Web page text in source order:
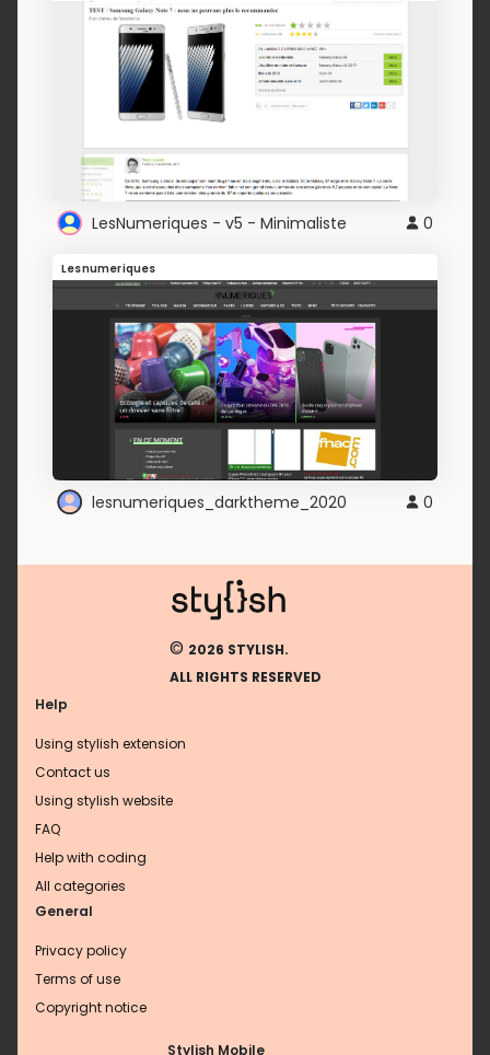
LesNumeriques - v5 - Minimaliste 0
Lesnumeriques
lesnumeriques_darktheme_2020 0
© 2026 STYLISH.
ALL RIGHTS RESERVED
Help
Using stylish extension
Contact us
Using stylish website
FAQ
Help with coding
All categories
General
Privacy policy
Terms of use
Copyright notice
Stylish Mobile